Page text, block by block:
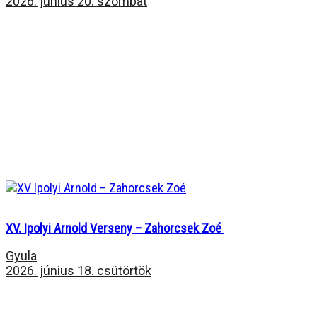
XV. Ipolyi Arnold Verseny – Zahorcsek Zoé
Gyula
2026. június 18. csütörtök